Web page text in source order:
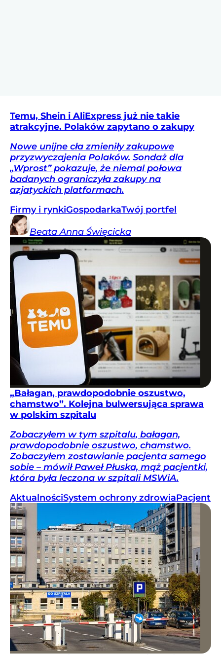
Temu, Shein i AliExpress już nie takie
atrakcyjne. Polaków zapytano o zakupy
Nowe unijne cła zmieniły zakupowe
przyzwyczajenia Polaków. Sondaż dla
„Wprost” pokazuje, że niemal połowa
badanych ograniczyła zakupy na
azjatyckich platformach.
Firmy i rynkiGospodarkaTwój portfel
Beata Anna Święcicka
„Bałagan, prawdopodobnie oszustwo,
chamstwo”. Kolejna bulwersująca sprawa
w polskim szpitalu
Zobaczyłem w tym szpitalu, bałagan,
prawdopodobnie oszustwo, chamstwo.
Zobaczyłem zostawianie pacjenta samego
sobie – mówił Paweł Płuska, mąż pacjentki,
która była leczona w szpitali MSWiA.
AktualnościSystem ochrony zdrowiaPacjent